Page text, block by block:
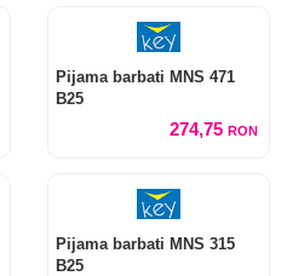
Pijama barbati MNS 471
B25
274,75 RON
Pijama barbati MNS 315
B25